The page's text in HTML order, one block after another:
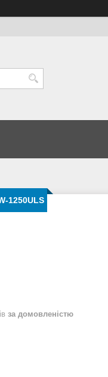
1250ULS
за домовленістю